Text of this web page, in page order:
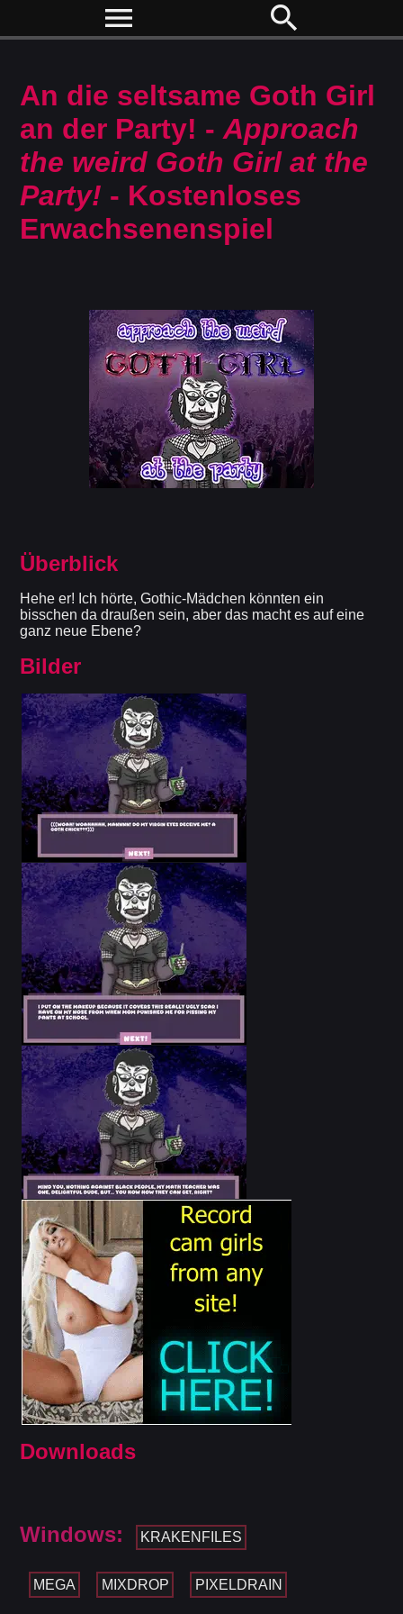
menu search
An die seltsame Goth Girl
an der Party! -Approach
the weird Goth Girl at the
Party! - Kostenloses
Erwachsenenspiel
Überblick
Hehe er! Ich hörte, Gothic-Mädchen könnten ein
bisschen da draußen sein, aber das macht es auf eine
ganz neue Ebene?
Bilder
Downloads
Windows: KRAKENFILES
MEGA MIXDROP PIXELDRAIN